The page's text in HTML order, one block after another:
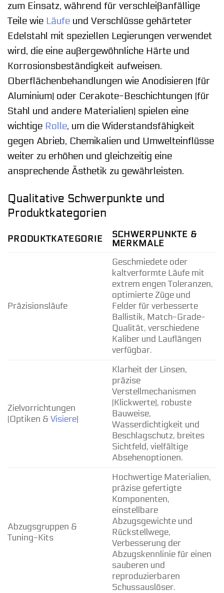
zum Einsatz, während für verschleißanfällige
Teile wie Läufe und Verschlüsse gehärteter
Edelstahl mit speziellen Legierungen verwendet
wird, die eine außergewöhnliche Härte und
Korrosionsbeständigkeit aufweisen.
Oberflächenbehandlungen wie Anodisieren (für
Aluminium) oder Cerakote-Beschichtungen (für
Stahl und andere Materialien) spielen eine
wichtige Rolle, um die Widerstandsfähigkeit
gegen Abrieb, Chemikalien und Umwelteinflüsse
weiter zu erhöhen und gleichzeitig eine
ansprechende Ästhetik zu gewährleisten.
Qualitative Schwerpunkte und
Produktkategorien
PRODUKTKATEGORIE
SCHWERPUNKTE &
MERKMALE
Präzisionsläufe
Geschmiedete oder
kaltverformte Läufe mit
extrem engen Toleranzen,
optimierte Züge und
Felder für verbesserte
Ballistik, Match-Grade-
Qualität, verschiedene
Kaliber und Lauflängen
verfügbar.
Zielvorrichtungen
(Optiken &Visiere)
Klarheit der Linsen,
präzise
Verstellmechanismen
(Klickwerte), robuste
Bauweise,
Wasserdichtigkeit und
Beschlagschutz, breites
Sichtfeld, vielfältige
Absehenoptionen.
Abzugsgruppen &
Tuning-Kits
Hochwertige Materialien,
präzise gefertigte
Komponenten,
einstellbare
Abzugsgewichte und
Rückstellwege,
Verbesserung der
Abzugskennlinie für einen
sauberen und
reproduzierbaren
Schussauslöser.